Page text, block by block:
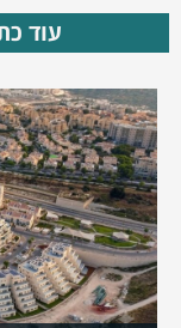
עוד